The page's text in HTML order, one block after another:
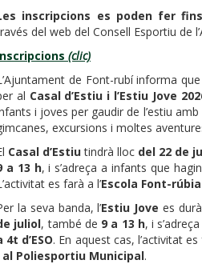
inscripcions es poden fer
del web del Consell Esportiu de
(clic)
de Font-rubí informa
al Casal d’Estiu i l’Estiu Jove
i joves per gaudir de l’estiu
excursions i moltes
Casal d’Estiutindrà lloc del 22 de
a 13 h, i s’adreça a infants que
es farà a l’Escola Font-
la seva banda, l’Estiu Jove es
juliol, també de 9 a 13 h, i
4t d’ESO. En aquest cas, l’activitat es
al Poliesportiu Municipal.